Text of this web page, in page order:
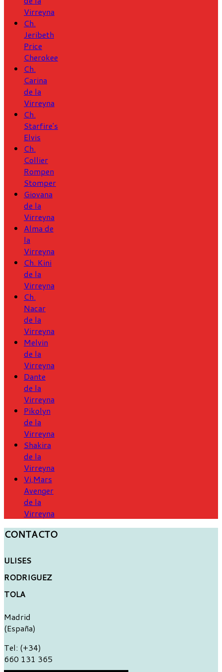
Virreyna
Ch.
Jeribeth
Price
Cherokee
Ch.
Carina
de la
Virreyna
Ch.
Starfire's
Elvis
Ch.
Collier
Rompen
Stomper
Giovana
de la
Virreyna
Alma de
la
Virreyna
Ch. Kini
de la
Virreyna
Ch.
Nacar
de la
Virreyna
Melvin
de la
Virreyna
Dante
de la
Virreyna
Pikolyn
de la
Virreyna
Shakira
de la
Virreyna
Vi,Mars
Avenger
de la
Virreyna
CONTACTO
ULISES
RODRIGUEZ
TOLA
Madrid
(España)
Tel: (+34)
660 131 365